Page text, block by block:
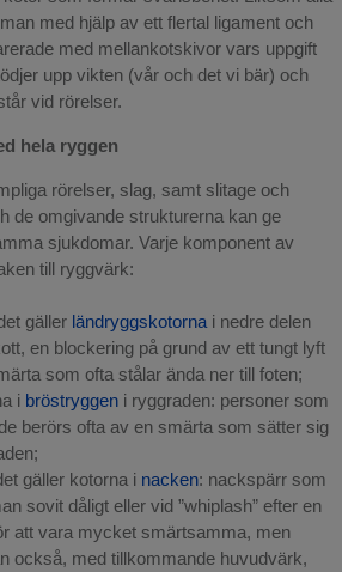
med hjälp av ett flertal ligament och
med mellankotskivor vars uppgift
upp vikten (vår och det vi bär) och
vid rörelser.
hela ryggen
rörelser, slag, samt slitage och
de omgivande strukturerna kan ge
sjukdomar. Varje komponent av
till ryggvärk:
gäller ländryggskotornai nedre delen
en blockering på grund av ett tungt lyft
som ofta stålar ända ner till foten;
i bröstryggeni ryggraden: personer som
berörs ofta av en smärta som sätter sig
gäller kotorna i nacken: nackspärr som
sovit dåligt eller vid ”whiplash” efter en
att vara mycket smärtsamma, men
också, med tillkommande huvudvärk,